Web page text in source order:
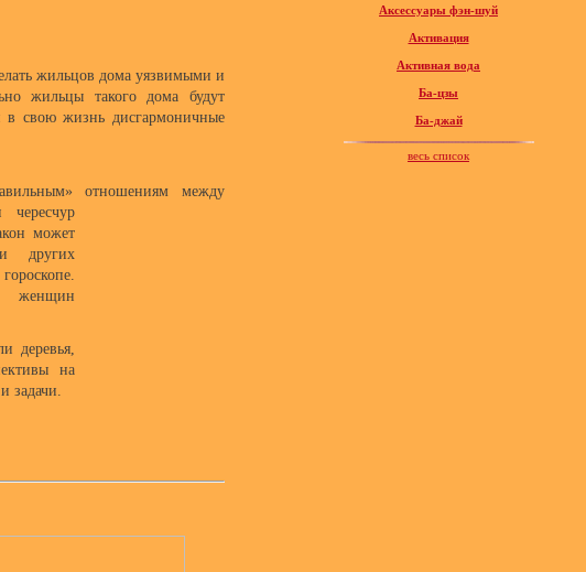
жильцов дома уязвимыми и
жильцы такого дома будут
в свою жизнь дисгармоничные
отношениям между
может
других
женщин
деревья,
на
задачи.
Аксессуары фэн-шуй
Активация
Активная вода
Ба-цзы
Ба-джай
весь список